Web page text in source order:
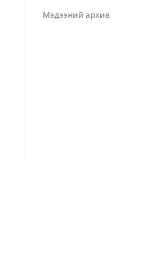
Мэдээний архив